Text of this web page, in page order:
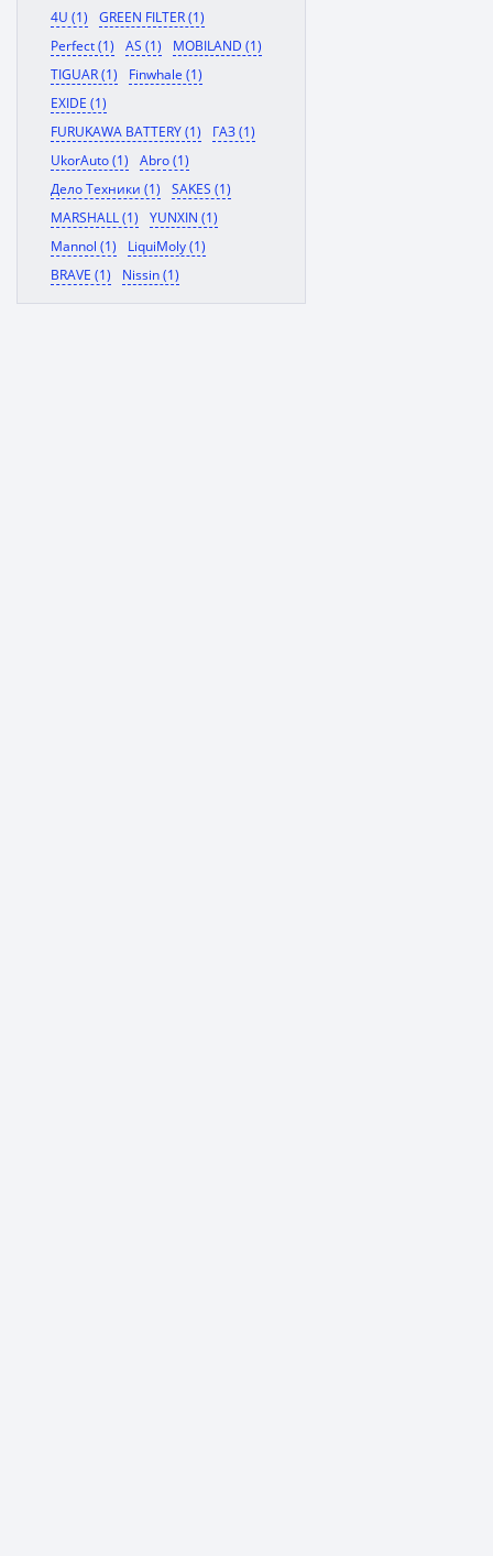
4U (1)
GREEN FILTER (1)
Perfect (1)
AS (1)
MOBILAND (1)
TIGUAR (1)
Finwhale (1)
EXIDE (1)
FURUKAWA BATTERY (1)
ГАЗ (1)
UkorAuto (1)
Abro (1)
Дело Техники (1)
SAKES (1)
MARSHALL (1)
YUNXIN (1)
Mannol (1)
LiquiMoly (1)
BRAVE (1)
Nissin (1)